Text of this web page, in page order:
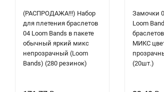
(РАСПРОДАЖА!!!) Набор
для плетения браслетов
04 Loom Bands в пакете
обычный яркий микс
непрозрачный (Loom
Bands) (280 резинок)
Замочки
Loom
МИКС
(20шт.)